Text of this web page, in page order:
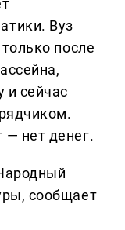
Вуз
после
и сейчас
— нет денег.
сообщает